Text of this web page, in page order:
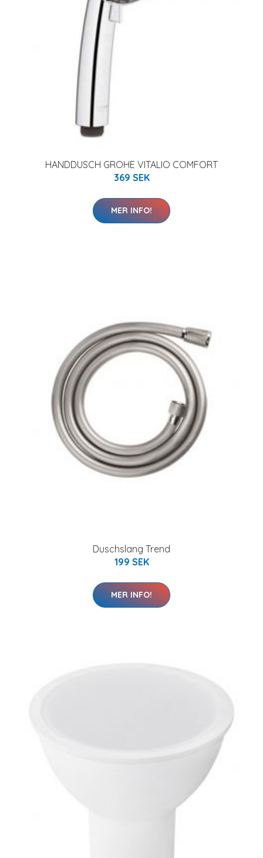
HANDDUSCH GROHE VITALIO COMFORT
369 SEK
MER INFO!
Duschslang Trend
199 SEK
MER INFO!